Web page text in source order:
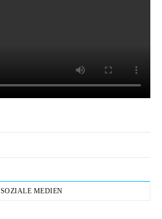
SOZIALE MEDIEN